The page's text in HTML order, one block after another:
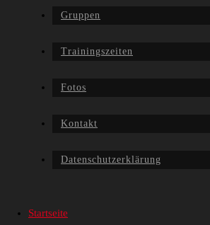
Gruppen
Trainingszeiten
Fotos
Kontakt
Datenschutzerklärung
Startseite